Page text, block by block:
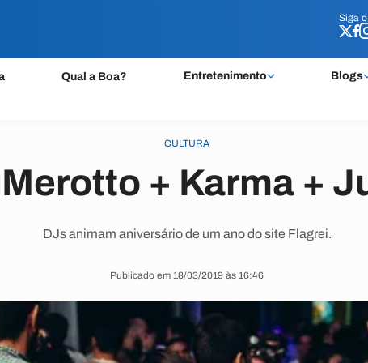
Siga o
Qual a Boa? Entretenimento Blogs
Siga o
CULTURA
+ Karma +
DJs animam aniversário de um ano do site Flagrei.
Publicado em 18/03/2019 às 16:46